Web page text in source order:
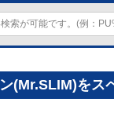
(Mr.SLIM)をス